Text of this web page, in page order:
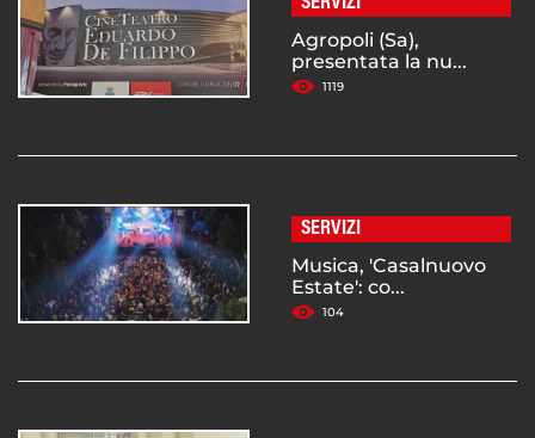
Agropoli (Sa),
presentata la nu...
1119
SERVIZI
Musica, 'Casalnuovo
Estate': co...
104